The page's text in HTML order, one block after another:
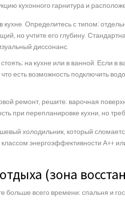
кухонного гарнитура и
Определитесь с типом:
но учтите его глубину.
диссонанс.
на кухне или в ванной. Если в
есть возможность подключить
ремонт, решите: варочная
при перепланировке кухни, но
холодильник, который
энергоэффективности А++
(зона
всего времени: спальня и